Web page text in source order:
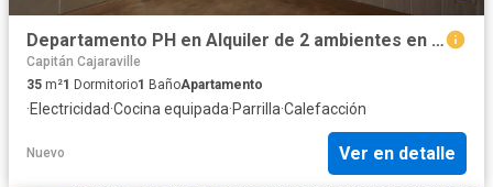
Departamento PH en Alquiler de 2 ambientes en Martinez | Por escalera con Patio
Capitán Cajaraville
35 m²1 Dormitorio1 BañoApartamento
·Electricidad·Cocina equipada·Parrilla·Calefacción
Nuevo Ver en detalle